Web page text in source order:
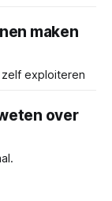
maken
exploiteren
over